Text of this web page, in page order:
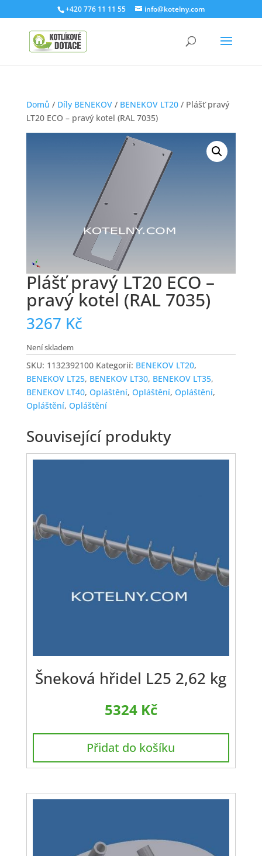
+420 776 11 11 55 info@kotelny.com
Domů / Díly BENEKOV/ BENEKOV LT20/ Plášť pravý
LT20 ECO – pravý kotel (RAL 7035)
Plášť pravý LT20 ECO –
pravý kotel (RAL 7035)
3267 Kč
Není skladem
SKU: 1132392100 Kategorií: BENEKOV LT20,
BENEKOV LT25, BENEKOV LT30, BENEKOV LT35,
BENEKOV LT40, Opláštění, Opláštění, Opláštění,
Opláštění, Opláštění
Související produkty
Šneková hřidel L25 2,62 kg
5324 Kč
Přidat do košíku